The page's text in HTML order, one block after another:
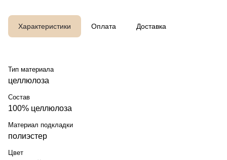
Характеристики Оплата Доставка
Тип материала
целлюлоза
Состав
100% целлюлоза
Материал подкладки
полиэстер
Цвет